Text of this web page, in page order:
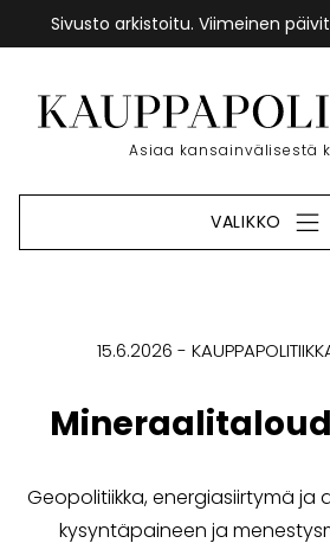
Sivusto arkistoitu. Viimeinen
sisältöön
Asiaa kansainvälisestä
VALIKKO
15.6.2026
Geopolitiikka, energiasiirtymä
kysyntäpaineen ja